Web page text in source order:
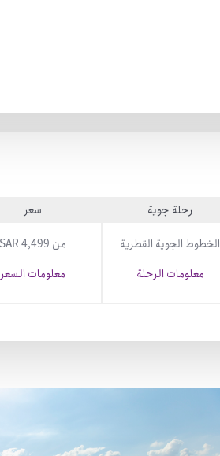
رحلة جوية
الخطوط الجوية القطرية
معلومات الرحلة
سعر
من 4,499 SAR
معلومات السعر